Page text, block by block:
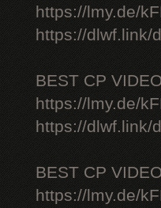
https://lmy.de/
https://dlwf.link/
BEST CP
https://lmy.de/
https://dlwf.link/
BEST CP
https://lmy.de/